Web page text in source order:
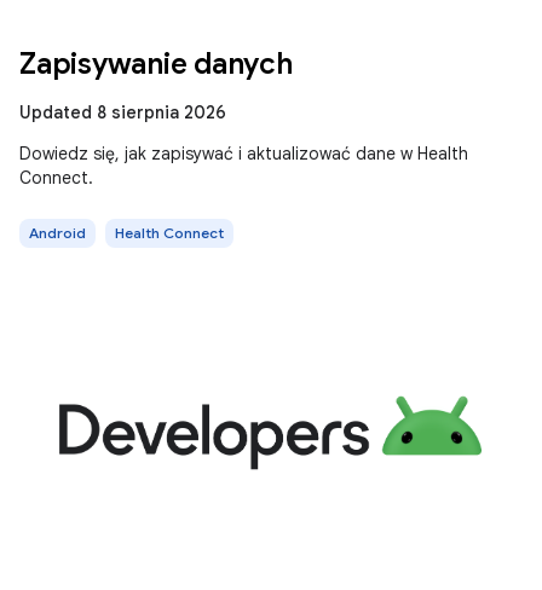
Zapisywanie danych
Updated 8 sierpnia 2026
Dowiedz się, jak zapisywać i aktualizować dane w Health
Connect.
Android Health Connect